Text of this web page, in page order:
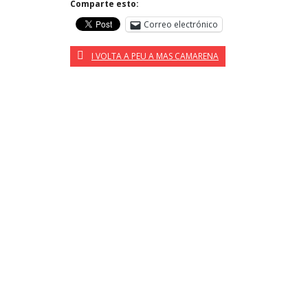
Comparte esto:
Correo electrónico
I VOLTA A PEU A MAS CAMARENA